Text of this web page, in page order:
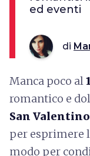
ed eventi
di
Manca poco al
romantico e
San Valentino
per esprimere
modo per